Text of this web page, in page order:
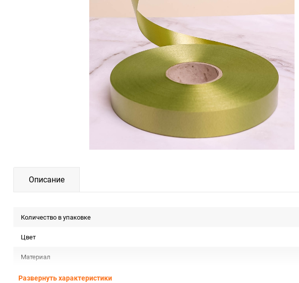
Описание
Количество в упаковке
Цвет
Материал
Срок годности
Развернуть характеристики